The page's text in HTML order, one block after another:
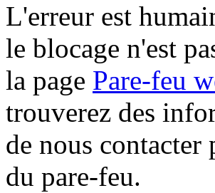
L'erreur est
le blocage n'est
la page Pare-feu
trouverez des
de nous contacter
du pare-feu.